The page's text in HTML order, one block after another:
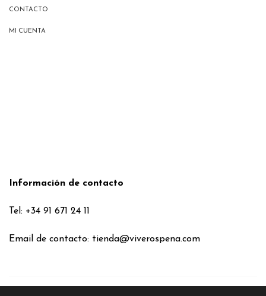
CONTACTO
MI CUENTA
Información de contacto
Tel: +34 91 671 24 11
Email de contacto: tienda@viverospena.com